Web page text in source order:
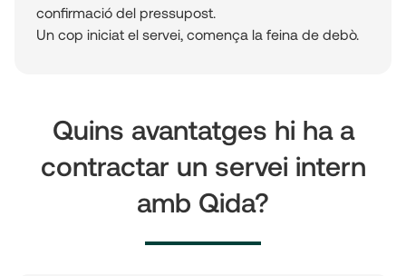
confirmació del pressupost.
Un cop iniciat el servei, comença la feina de debò.
Quins avantatges hi ha a
contractar un servei intern
amb Qida?